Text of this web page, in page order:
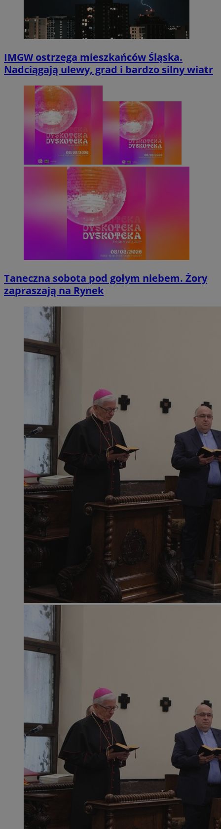
IMGW ostrzega mieszkańców Śląska.
Nadciągają ulewy, grad i bardzo silny wiatr
Taneczna sobota pod gołym niebem. Żory
zapraszają na Rynek